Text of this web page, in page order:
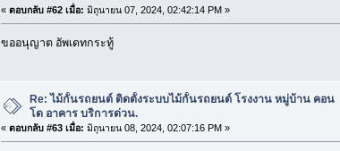
« ตอบกลับ #62 เมื่อ: มิถุนายน 07, 2024, 02:42:14 PM »
ขออนุญาต อัพเดทกระทู้
Re: ไม้กั้นรถยนต์ ติดตั้งระบบไม้กั้นรถยนต์ โรงงาน หมู่บ้าน คอน
โด อาคาร บริการด่วน.
« ตอบกลับ #63 เมื่อ: มิถุนายน 08, 2024, 02:07:16 PM »